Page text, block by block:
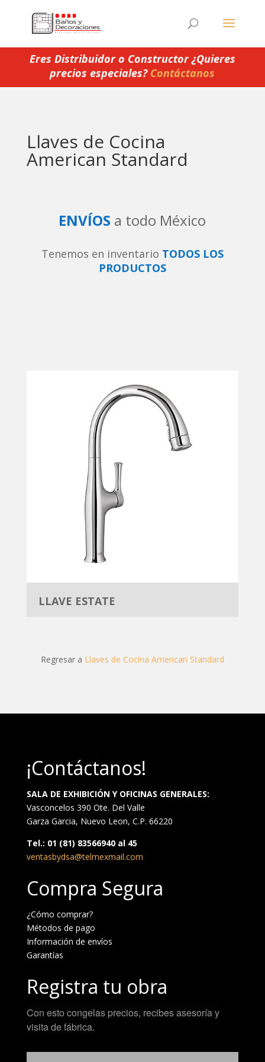
Eres Distribuidor o Constructor ¿Quieres
precios especiales? Contáctanos
Llaves de Cocina
American Standard
ENVÍOS a todo México
Tenemos en inventario TODOS LOS
PRODUCTOS
LLAVE ESTATE
Regresar a Llaves de Cocina American Standard
¡Contáctanos!
SALA DE EXHIBICIÓN Y OFICINAS GENERALES:
Vasconcelos 390 Ote. Del Valle
Garza Garcia, Nuevo Leon, C.P. 66220
Tel.: 01 (81) 83566940 al 45
ventasbydsa@telmexmail.com
Compra Segura
¿Cómo comprar?
Métodos de pago
Información de envíos
Garantías
Registra tu obra
Con esto congelas precios, recibes asesoría y
visita de fábrica.